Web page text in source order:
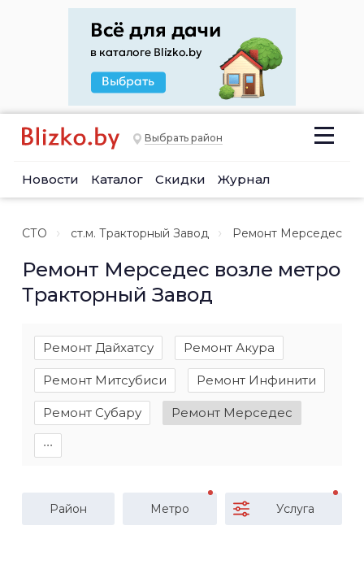
Выбрать район
Новости Каталог Скидки Журнал
СТО ст.м. Тракторный Завод Ремонт Мерседес
Ремонт Мерседес возле метро
Тракторный Завод
Ремонт Дайхатсу Ремонт Акура
Ремонт Митсубиси Ремонт Инфинити
Ремонт Субару Ремонт Мерседес
∙∙∙
Район Метро Услуга